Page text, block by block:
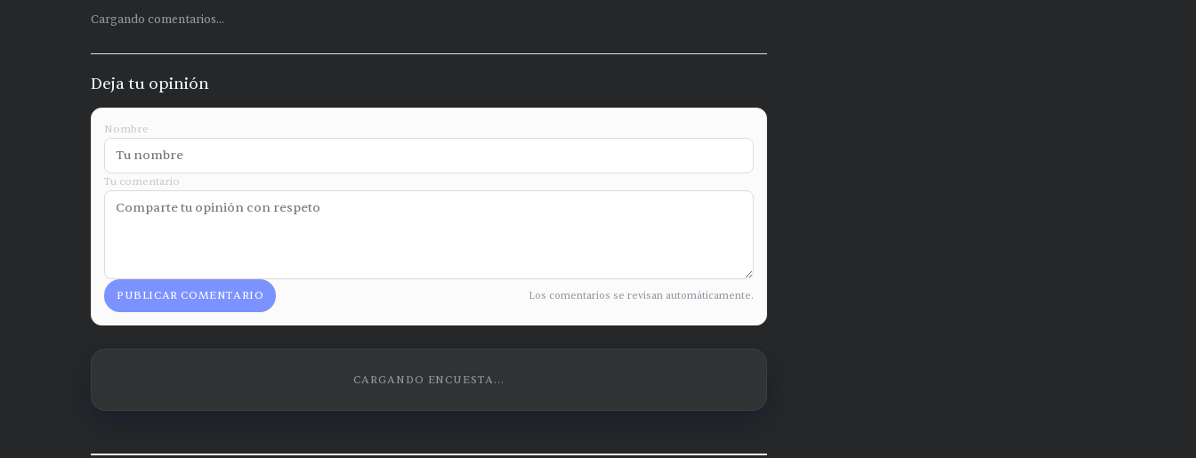
Cargando comentarios...
Deja tu opinión
Nombre
Tu comentario
PUBLICAR COMENTARIO Los comentarios se revisan automáticamente.
CARGANDO ENCUESTA...